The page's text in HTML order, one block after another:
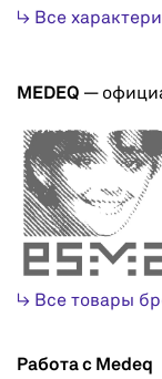
↳ Все
MEDEQ —
↳ Все товары
Работа с Medeq